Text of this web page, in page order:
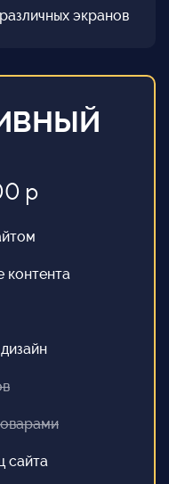
экранов
р
контента
сайта